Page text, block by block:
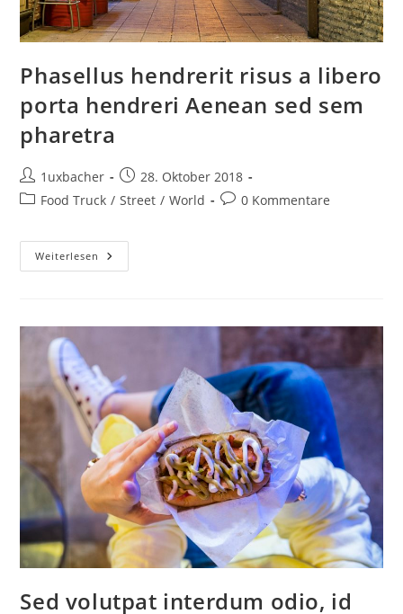
Phasellus hendrerit risus a libero
porta hendreri Aenean sed sem
pharetra
1uxbacher
28. Oktober 2018
Food Truck / Street / World 0 Kommentare
Weiterlesen
Sed volutpat interdum odio, id